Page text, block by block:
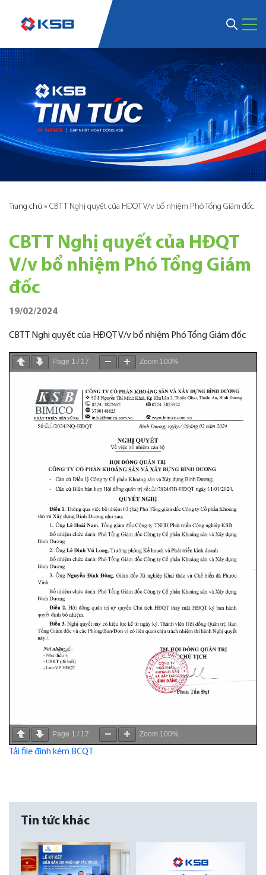
Trang chủ » CBTT Nghị quyết của HĐQT V/v bổ nhiệm Phó Tổng Giám đốc
CBTT Nghị quyết của HĐQT
V/v bổ nhiệm Phó Tổng Giám
đốc
19/02/2024
CBTT Nghị quyết của HĐQT V/v bổ nhiệm Phó Tổng Giám đốc
Page 1 / 17 Zoom 100%
Page 1 / 17 Zoom 100%
Tải file đính kèm BCQT
Tin tức khác